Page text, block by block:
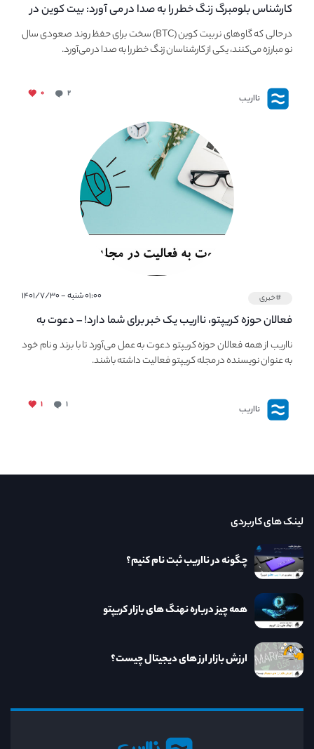
کارشناس بلومبرگ زنگ خطر را به صدا در می آورد: بیت کوین در
معرض خطر سقوط بزرگ است - دلیل آن چیست؟در حالی که گاوهای نر بیت کوین (BTC) سخت برای حفظ روند صعودی سال
نو مبارزه می‌کنند، یکی از کارشناسان زنگ خطر را به صدا در می‌آورد.
نااریب ۲ ۰
#خبری ۰۱:۰۰ شنبه - ۱۴۰۱/۷/۳۰
فعالان حوزه کریپتو، نااریب یک خبر برای شما دارد! – دعوت به
فعالیت در مجله کریپتو
نااریب از همه فعالان حوزه کریپتو دعوت به عمل می‌آورد تا با برند و نام خود
به عنوان نویسنده در مجله کریپتو فعالیت داشته باشند.
نااریب ۱ ۱
لینک های کاربردی
چگونه در نااریب ثبت نام کنیم؟
همه چیز درباره نهنگ های بازار کریپتو
ارزش بازار ارز های دیجیتال چیست؟